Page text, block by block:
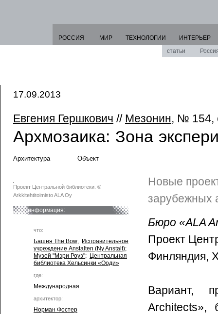
РОССИЯ МИР ТЕХНОЛОГИИ
ИНТЕРЬЕР
статьи
17.09.2013
Евгения Гершкович // Мезонин, № 154,
Архмозаика: Зона
Архитектура Объект
Проект Центральной библиотеки. ©
Arkkitehtitoimisto ALA Oy
информация:
что:
Башня The Bow; Исправительное
учреждение Anstalten (Ny Anstalt);
Музей "Мэри Роуз"; Центральная
библиотека Хельсинки «Ооди»
где:
Международная
архитектор:
Норман Фостер
Новые
зарубежных
Бюро «ALA
Проект
Финляндия,
Вариант,